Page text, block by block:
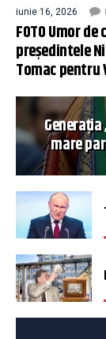
iunie 16, 2026
FOTO Umor
președintele
Tomac pentru
mare